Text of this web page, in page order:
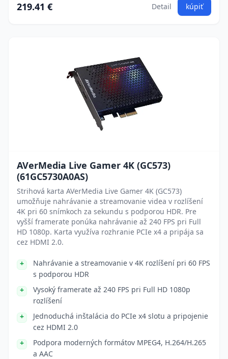
219.41 € Detail kúpiť
AVerMedia Live Gamer 4K (GC573)
(61GC5730A0AS)
Strihová karta AVerMedia Live Gamer 4K (GC573)
umožňuje nahrávanie a streamovanie videa v rozlíšení
4K pri 60 snímkoch za sekundu s podporou HDR. Pre
vyšší framerate ponúka nahrávanie až 240 FPS pri Full
HD 1080p. Karta využíva rozhranie PCIe x4 a pripája sa
cez HDMI 2.0.
Nahrávanie a streamovanie v 4K rozlíšení pri 60 FPS
s podporou HDR
Vysoký framerate až 240 FPS pri Full HD 1080p
rozlíšení
Jednoduchá inštalácia do PCIe x4 slotu a pripojenie
cez HDMI 2.0
Podpora moderných formátov MPEG4, H.264/H.265
a AAC